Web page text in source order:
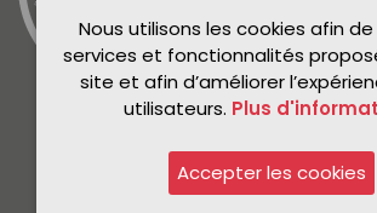
Nous utilisons les cookies afin
services et fonctionnalités
site et afin d’améliorer
utilisateurs. Plus
Accepter les cookies